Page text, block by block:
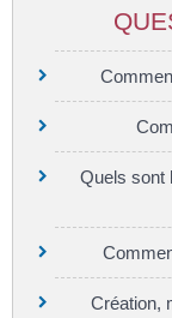
Quels sont
Création,